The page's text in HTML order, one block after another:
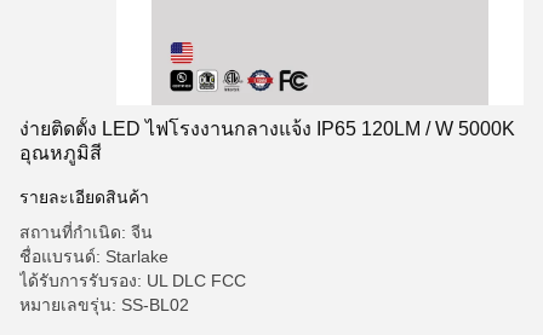
ง่ายติดตั้ง LED ไฟโรงงานกลางแจ้ง IP65 120LM / W 5000K
อุณหภูมิสี
รายละเอียดสินค้า
สถานที่กำเนิด: จีน
ชื่อแบรนด์: Starlake
ได้รับการรับรอง: UL DLC FCC
หมายเลขรุ่น: SS-BL02